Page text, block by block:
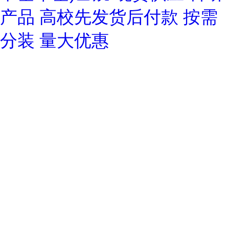
产品 高校先发货后付款 按需
分装 量大优惠